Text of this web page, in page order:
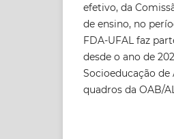
efetivo, da
de ensino, no
FDA-UFAL faz
desde o ano de
Socioeducação
quadros da OAB/